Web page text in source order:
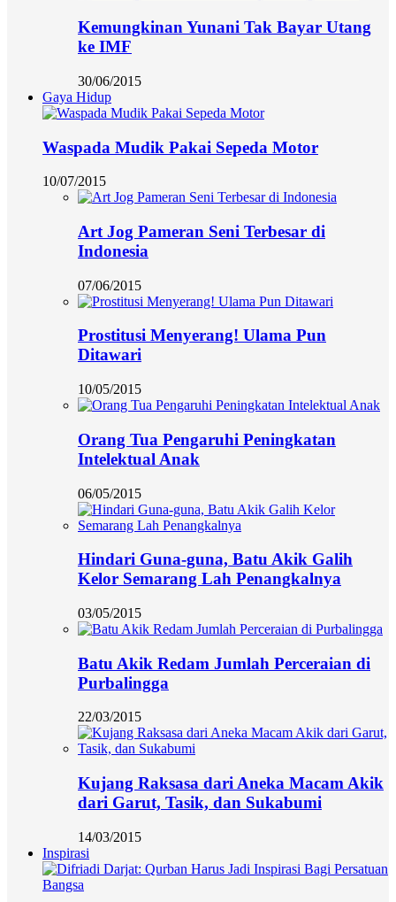
Kemungkinan Yunani Tak Bayar Utang
ke IMF
30/06/2015
Gaya Hidup
Waspada Mudik Pakai Sepeda Motor
10/07/2015
Art Jog Pameran Seni Terbesar di
Indonesia
07/06/2015
Prostitusi Menyerang! Ulama Pun
Ditawari
10/05/2015
Orang Tua Pengaruhi Peningkatan
Intelektual Anak
06/05/2015
Hindari Guna-guna, Batu Akik Galih
Kelor Semarang Lah Penangkalnya
03/05/2015
Batu Akik Redam Jumlah Perceraian di
Purbalingga
22/03/2015
Kujang Raksasa dari Aneka Macam Akik
dari Garut, Tasik, dan Sukabumi
14/03/2015
Inspirasi